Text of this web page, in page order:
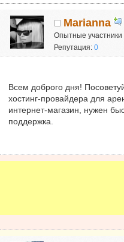
Marianna
Опытные участники
Репутация:0
Всем доброго дня!
хостинг-провайдера для
интернет-магазин, нужен
поддержка.